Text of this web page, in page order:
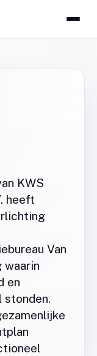
KWS
heeft
Van
waarin
en
stonden.